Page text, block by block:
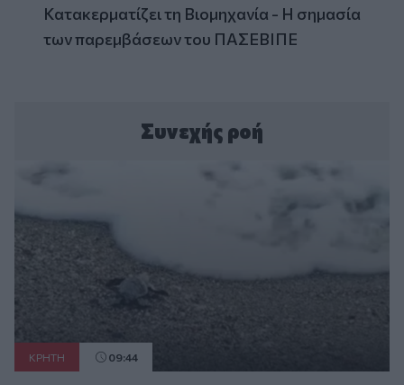
Κατακερματίζει τη Βιομηχανία - Η σημασία
των παρεμβάσεων του ΠΑΣΕΒΙΠΕ
Συνεχής ροή
ΚΡΗΤΗ 09:44